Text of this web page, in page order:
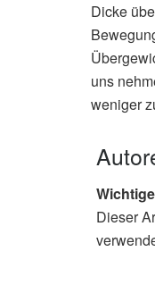
Dicke
uns
weniger
Dieser